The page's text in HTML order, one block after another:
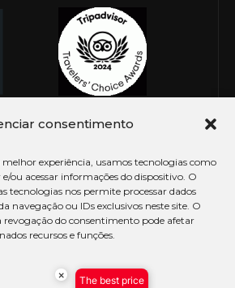
consentimento
experiência, usamos tecnologias como
ou acessar informações do dispositivo. O
tecnologias nos permite processar dados
navegação ou IDs exclusivos neste site. O
do consentimento pode afetar
recursos e funções.
Le Canton. Todos os direitos
× The best price